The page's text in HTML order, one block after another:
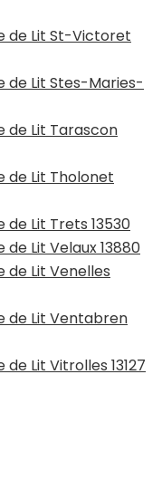
de Lit St-Victoret
de Lit Stes-Maries-
de Lit Tarascon
de Lit Tholonet
Lit Trets 13530
Lit Velaux 13880
de Lit Venelles
de Lit Ventabren
Lit Vitrolles 13127